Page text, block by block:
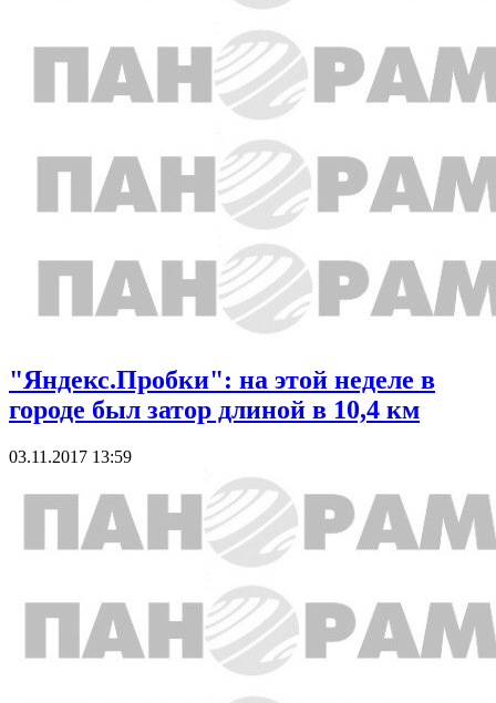
"Яндекс.Пробки": на этой неделе в
городе был затор длиной в 10,4 км
03.11.2017 13:59